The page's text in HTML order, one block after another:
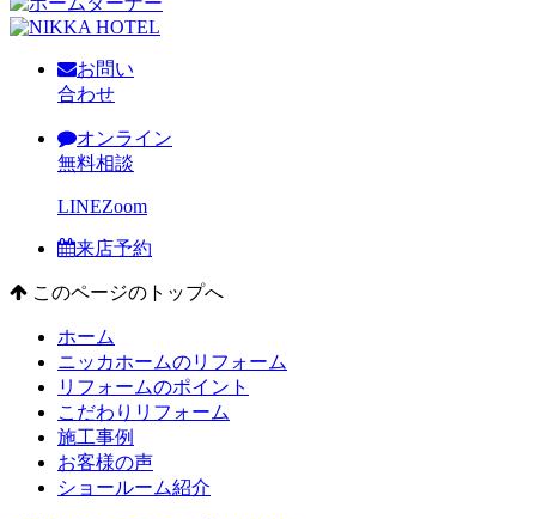
お問い
合わせ
オンライン
無料相談
LINEZoom
来店予約
このページのトップへ
ホーム
ニッカホームのリフォーム
リフォームのポイント
こだわりリフォーム
施工事例
お客様の声
ショールーム紹介